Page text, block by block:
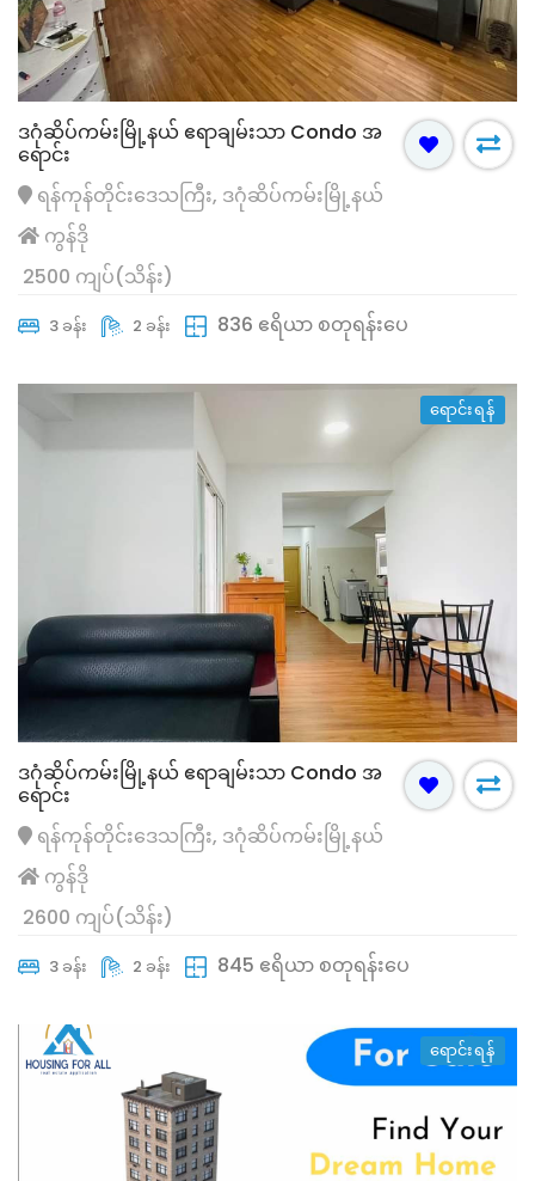
ဒဂုံဆိပ်ကမ်းမြို့နယ် ဧရာချမ်းသာ Condo အ
ရောင်း
ရန်ကုန်တိုင်းဒေသကြီး, ဒဂုံဆိပ်ကမ်းမြို့နယ်
ကွန်ဒို
2500 ကျပ်(သိန်း)
3 ခန်း 2 ခန်း 836 ဧရိယာ စတုရန်းပေ
ရောင်းရန်
ဒဂုံဆိပ်ကမ်းမြို့နယ် ဧရာချမ်းသာ Condo အ
ရောင်း
ရန်ကုန်တိုင်းဒေသကြီး, ဒဂုံဆိပ်ကမ်းမြို့နယ်
ကွန်ဒို
2600 ကျပ်(သိန်း)
3 ခန်း 2 ခန်း 845 ဧရိယာ စတုရန်းပေ
ရောင်းရန်